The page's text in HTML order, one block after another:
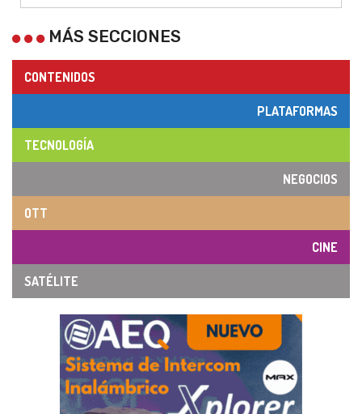
MÁS SECCIONES
CONTENIDOS
PLATAFORMAS
TECNOLOGÍA
NEGOCIOS
OTT
CINE
SATÉLITE